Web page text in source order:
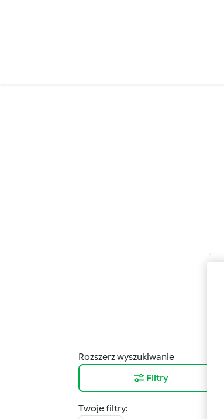
Rozszerz wyszukiwanie
Filtry
Twoje filtry: